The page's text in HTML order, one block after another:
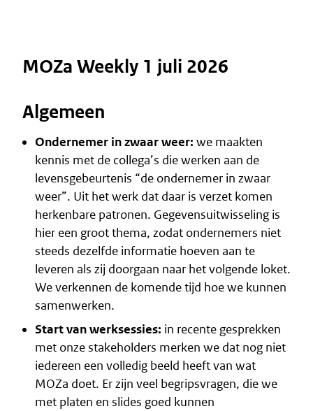
MOZa Weekly 1 juli 2026
Algemeen
Ondernemer in zwaar weer: we maakten
kennis met de collega’s die werken aan de
levensgebeurtenis “de ondernemer in zwaar
weer”. Uit het werk dat daar is verzet komen
herkenbare patronen. Gegevensuitwisseling is
hier een groot thema, zodat ondernemers niet
steeds dezelfde informatie hoeven aan te
leveren als zij doorgaan naar het volgende loket.
We verkennen de komende tijd hoe we kunnen
samenwerken.
Start van werksessies: in recente gesprekken
met onze stakeholders merken we dat nog niet
iedereen een volledig beeld heeft van wat
MOZa doet. Er zijn veel begripsvragen, die we
met platen en slides goed kunnen